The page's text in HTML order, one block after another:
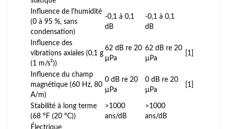
Influence de l'humidité
(0 à 95 %, sans
condensation)
-0,1 à 0,1
dB
-0,1 à 0,1
dB
Influence des
vibrations axiales (0,1 g
(1 m/s²))
62 dB re 20
µPa
62 dB re 20
µPa
[1]
Influence du champ
magnétique (60 Hz, 80
A/m)
0 dB re 20
µPa
0 dB re 20
µPa
[1]
Stabilité à long terme
(68 °F (20 °C))
>1000
ans/dB
>1000
ans/dB
Électrique